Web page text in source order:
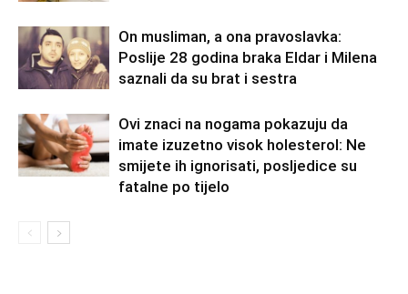
On musliman, a ona pravoslavka:
Poslije 28 godina braka Eldar i Milena
saznali da su brat i sestra
Ovi znaci na nogama pokazuju da
imate izuzetno visok holesterol: Ne
smijete ih ignorisati, posljedice su
fatalne po tijelo